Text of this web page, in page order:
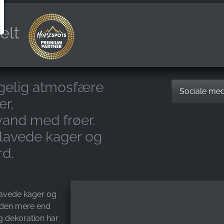
atmosfære
med frøer.
kager og
Sociale
kager og
mere end
dekoration har